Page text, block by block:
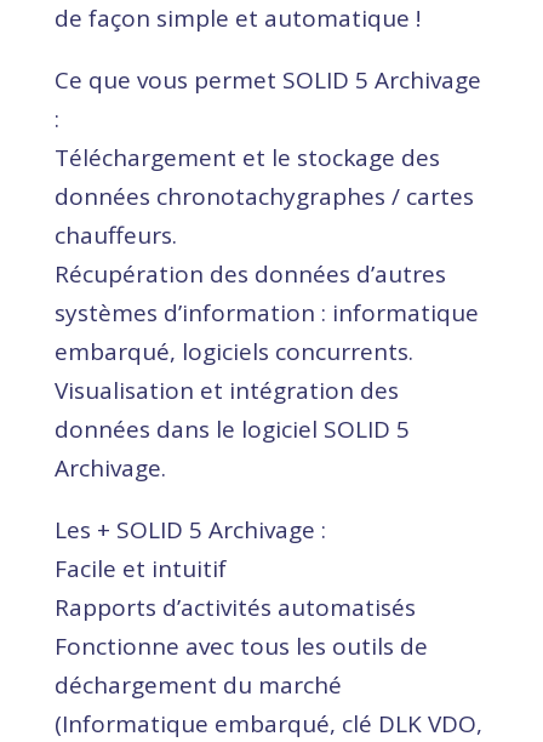
de façon simple et automatique !
Ce que vous permet SOLID 5 Archivage
:
Téléchargement et le stockage des
données chronotachygraphes / cartes
chauffeurs.
Récupération des données d’autres
systèmes d’information : informatique
embarqué, logiciels concurrents.
Visualisation et intégration des
données dans le logiciel SOLID 5
Archivage.
Les + SOLID 5 Archivage :
Facile et intuitif
Rapports d’activités automatisés
Fonctionne avec tous les outils de
déchargement du marché
(Informatique embarqué, clé DLK VDO,